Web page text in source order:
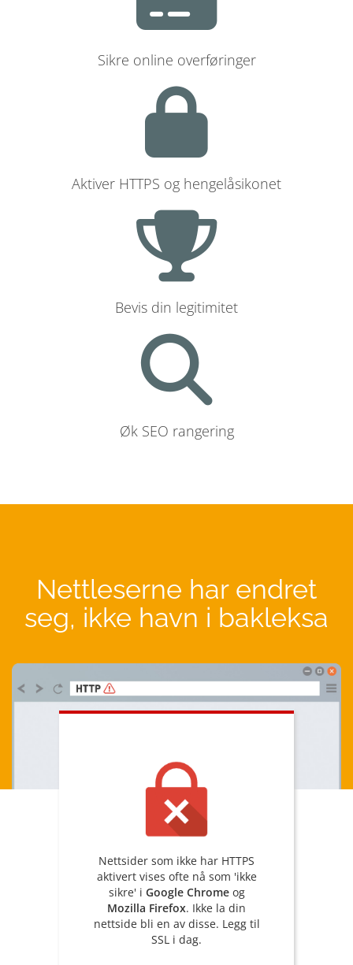
Sikre online overføringer
Aktiver HTTPS og hengelåsikonet
Bevis din legitimitet
Øk SEO rangering
Nettleserne har endret
seg, ikke havn i bakleksa
Nettsider som ikke har HTTPS
aktivert vises ofte nå som 'ikke
sikre' i Google Chromeog
Mozilla Firefox. Ikke la din
nettside bli en av disse. Legg til
SSL i dag.